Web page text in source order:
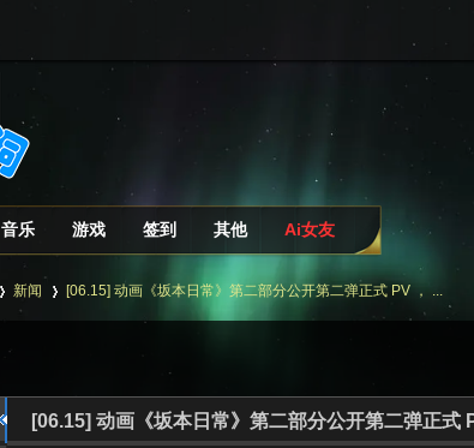
音乐 游戏 签到 其他 Ai女友
新闻
›
[06.15] 动画《坂本日常》第二部分公开第二弹正式 PV ， ...
[06.15] 动画《坂本日常》第二部分公开第二弹正式